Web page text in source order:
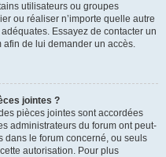
utilisateurs ou groupes
ou réaliser n’importe quelle autre
Essayez de contacter un
de lui demander un accès.
jointes ?
pièces jointes sont accordées
administrateurs du forum ont peut-
dans le forum concerné, ou seuls
autorisation. Pour plus